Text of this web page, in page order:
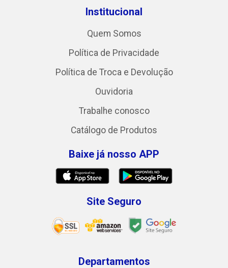
Institucional
Quem Somos
Política de Privacidade
Política de Troca e Devolução
Ouvidoria
Trabalhe conosco
Catálogo de Produtos
Baixe já nosso APP
Site Seguro
Departamentos